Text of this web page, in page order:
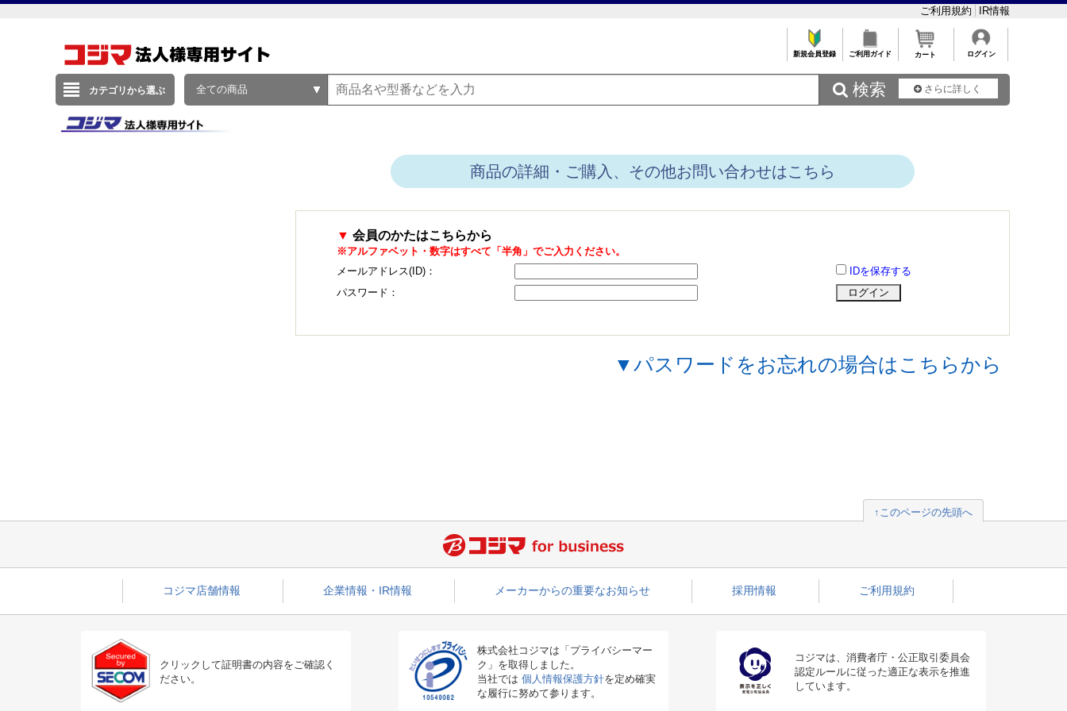
ご利用規約 IR情報
新規会員登録 ご利用ガイド カート ログイン
カテゴリから選ぶ 全ての商品  検索 さらに詳しく
商品の詳細・ご購入、その他お問い合わせはこちら
▼ 会員のかたはこちらから
※アルファベット・数字はすべて「半角」でご入力ください。
メールアドレス(ID)：
IDを保存する
パスワード：
▼パスワードをお忘れの場合はこちらから
↑このページの先頭へ
コジマ店舗情報 企業情報・IR情報 メーカーからの重要なお知らせ 採用情報 ご利用規約
クリックして証明書の内容をご確認く
ださい。
株式会社コジマは「プライバシーマー
ク」を取得しました。
当社では 個人情報保護方針を定め確実
な履行に努めて参ります。
コジマは、消費者庁・公正取引委員会
認定ルールに従った適正な表示を推進
しています。